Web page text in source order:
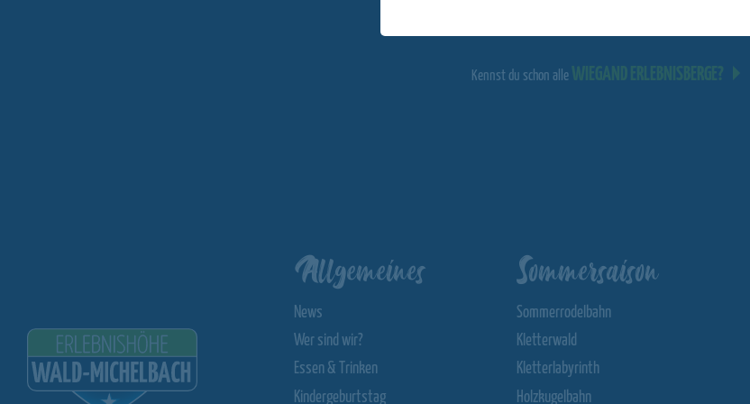
Kennst du schon alle
Allgemeines
News
Wer sind wir?
Essen & Trinken
Kindergeburtstag
Sommersaison
Sommerrodelbahn
Kletterwald
Kletterlabyrinth
Holzkugelbahn